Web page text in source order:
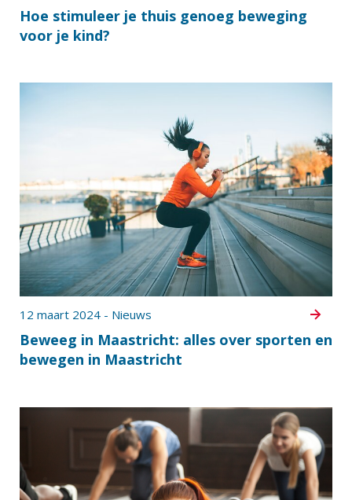
Hoe stimuleer je thuis genoeg beweging
voor je kind?
Beweeg in Maastricht: alles over sporten en
bewegen in Maastricht
12 maart 2024 - Nieuws